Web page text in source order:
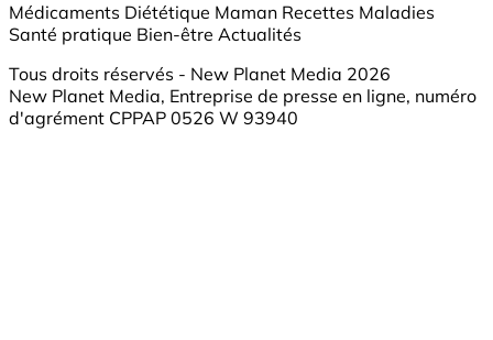
Médicaments Diététique Maman Recettes Maladies
Santé pratique Bien-être Actualités
Tous droits réservés - New Planet Media 2026
New Planet Media, Entreprise de presse en ligne, numéro
d'agrément CPPAP 0526 W 93940